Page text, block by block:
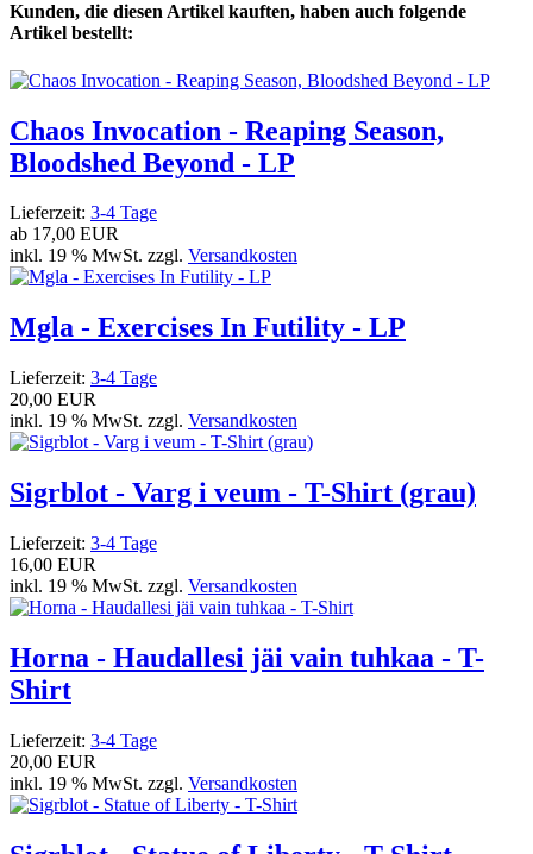
Kunden, die diesen Artikel kauften, haben auch folgende
Artikel bestellt:
Chaos Invocation - Reaping Season,
Bloodshed Beyond - LP
Lieferzeit: 3-4 Tage
ab 17,00 EUR
inkl. 19 % MwSt. zzgl. Versandkosten
Mgla - Exercises In Futility - LP
Lieferzeit: 3-4 Tage
20,00 EUR
inkl. 19 % MwSt. zzgl. Versandkosten
Sigrblot - Varg i veum - T-Shirt (grau)
Lieferzeit: 3-4 Tage
16,00 EUR
inkl. 19 % MwSt. zzgl. Versandkosten
Horna - Haudallesi jäi vain tuhkaa - T-
Shirt
Lieferzeit: 3-4 Tage
20,00 EUR
inkl. 19 % MwSt. zzgl. Versandkosten